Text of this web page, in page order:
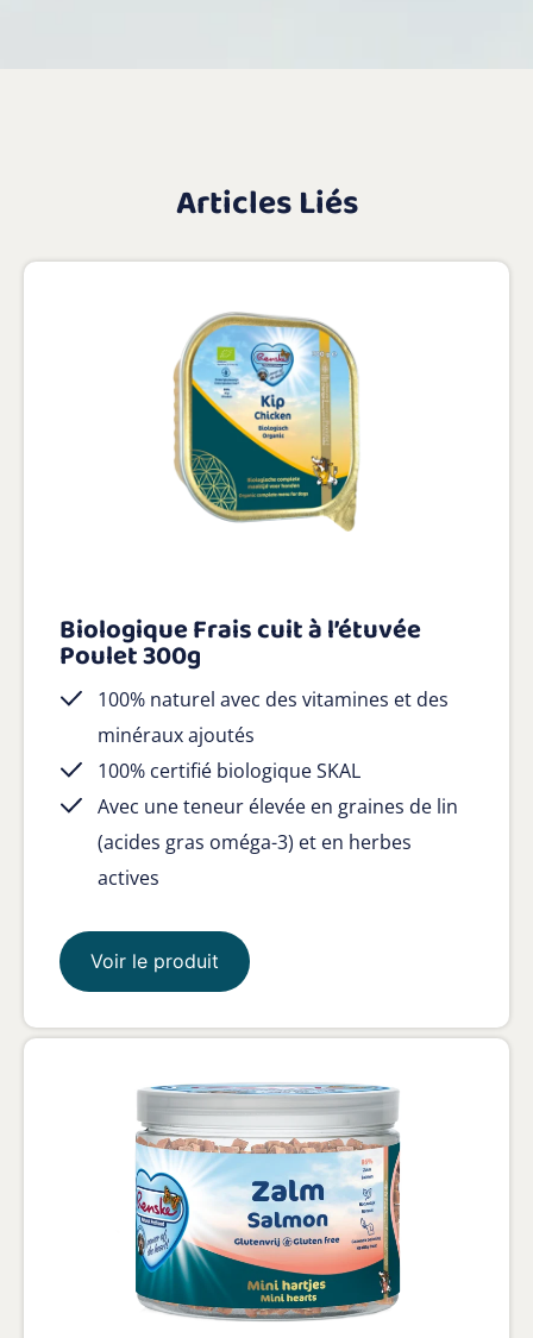
Articles Liés
Biologique Frais cuit à l’étuvée
Poulet 300g
100% naturel avec des vitamines et des
minéraux ajoutés
100% certifié biologique SKAL
Avec une teneur élevée en graines de lin
(acides gras oméga-3) et en herbes
actives
Voir le produit